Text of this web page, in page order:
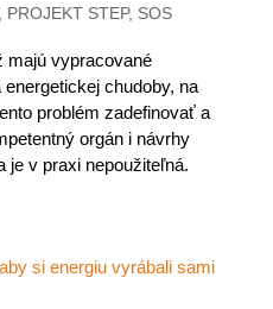
PROJEKT STEP, SOS
majú vypracované
chudoby, na
problém zadefinovať a
orgán i návrhy
je v praxi nepoužiteľná.